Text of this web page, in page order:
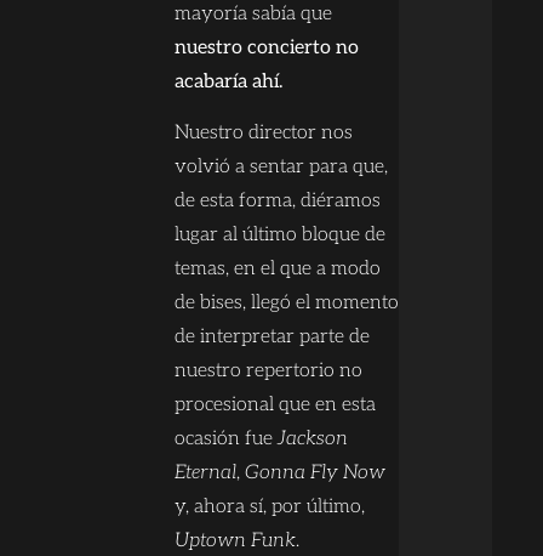
mayoría sabía que
nuestro concierto no
acabaría ahí.
Nuestro director nos
volvió a sentar para que,
de esta forma, diéramos
lugar al último bloque de
temas, en el que a modo
de bises, llegó el momento
de interpretar parte de
nuestro repertorio no
procesional que en esta
ocasión fueJackson
Eternal, Gonna Fly Now
y, ahora sí, por último,
Uptown Funk.